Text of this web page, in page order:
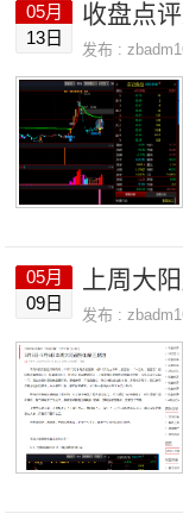
05月
13日
发布 :
05月
09日
发布 :